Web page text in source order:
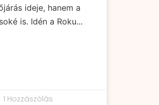
ideje, hanem a
is. Idén a Roku...
1 Hozzászólás